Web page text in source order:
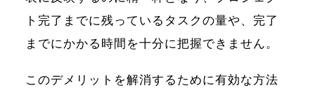
ト完了までに残っているタスクの量や、完了
までにかかる時間を十分に把握できません。
このデメリットを解消するために有効な方法